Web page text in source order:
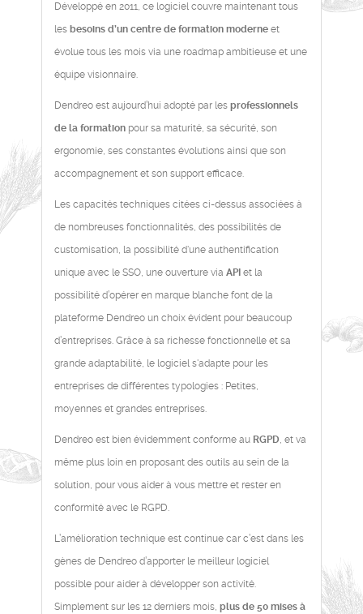
Développé en 2011, ce logiciel couvre maintenant tous
les besoins d’un centre de formation moderne et
évolue tous les mois via une roadmap ambitieuse et une
équipe visionnaire.
Dendreo est aujourd’hui adopté par lesprofessionnels
de la formation pour sa maturité, sa sécurité, son
ergonomie, ses constantes évolutions ainsi que son
accompagnement et son support efficace.
Les capacités techniques citées ci-dessus associées à
de nombreuses fonctionnalités, des possibilités de
customisation, la possibilité d'une authentification
unique avec le SSO, une ouverture viaAPI et la
possibilité d’opérer en marque blanche font de la
plateforme Dendreo un choix évident pour beaucoup
d’entreprises. Grâce à sa richesse fonctionnelle et sa
grande adaptabilité, le logiciel s'adapte pour les
entreprises de différentes typologies : Petites,
moyennes et grandes entreprises.
Dendreo est bien évidemment conforme au RGPD, et va
même plus loin en proposant des outils au sein de la
solution, pour vous aider à vous mettre et rester en
conformité avec le RGPD.
L’amélioration technique est continue car c’est dans les
gènes de Dendreo d’apporter le meilleur logiciel
possible pour aider à développer son activité.
Simplement sur les 12 derniers mois,plus de 50 mises à